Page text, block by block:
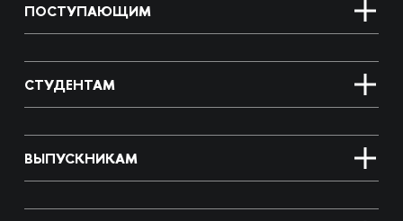
ПОСТУПАЮЩИМ
СТУДЕНТАМ
ВЫПУСКНИКАМ